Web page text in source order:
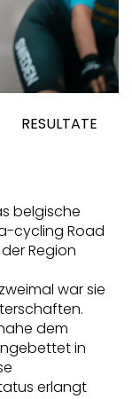
RESULTATE
belgische
cycling Road
Region
war sie
dem
in
erlangt